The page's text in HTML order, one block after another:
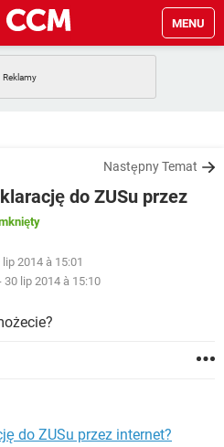
MENU
FACEBOOK
TIKTOK
WHATSAPP
NETFLIX
WHATSAPP
WHATSAPP
Następny Temat
do ZUSu przez
lip 2014 à 15:01
30 lip 2014 à 15:10
do ZUSu przez internet?